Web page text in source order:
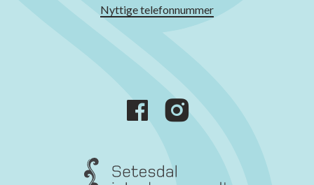
Nyttige telefonnummer